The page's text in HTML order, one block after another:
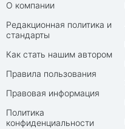
О компании
Редакционная политика и
стандарты
Как стать нашим автором
Правила пользования
Правовая информация
Политика
конфиденциальности